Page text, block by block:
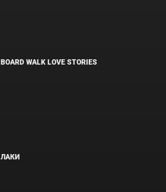
BOARD WALK LOVE STORIES
ЛАКИ